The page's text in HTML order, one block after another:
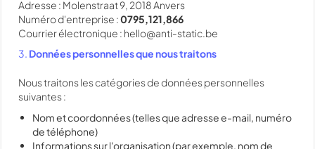
Adresse : Molenstraat 9, 2018 Anvers
Numéro d'entreprise :0795,121,866
Courrier électronique : hello@anti-static.be
3. Données personnelles que nous traitons
Nous traitons les catégories de données personnelles
suivantes :
Nom et coordonnées (telles que adresse e-mail, numéro
de téléphone)
Informations sur l'organisation (par exemple, nom de